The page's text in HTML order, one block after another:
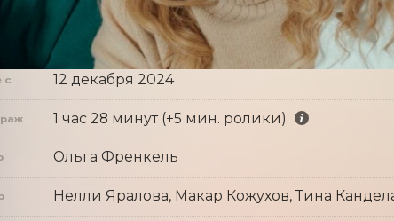
с 12 декабря 2024
1 час 28 минут (+5 мин. ролики)
Ольга Френкель
Нелли Яралова, Макар Кожухов, Тина